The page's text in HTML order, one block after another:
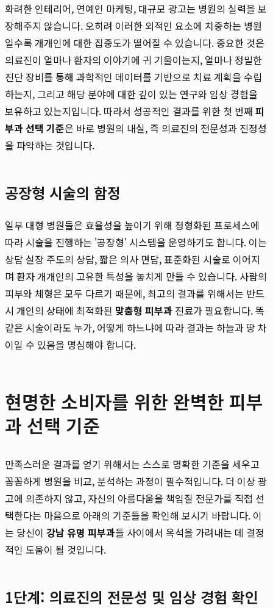
화려한 인테리어, 연예인 마케팅, 대규모 광고는 병원의 실력을 보
장해주지 않습니다. 오히려 이러한 외적인 요소에 치중하는 병원
일수록 개개인에 대한 집중도가 떨어질 수 있습니다. 중요한 것은
의료진이 얼마나 환자의 이야기에 귀 기울이는지, 얼마나 정밀한
진단 장비를 통해 과학적인 데이터를 기반으로 치료 계획을 수립
하는지, 그리고 해당 분야에 대한 깊이 있는 연구와 임상 경험을
보유하고 있는지입니다. 따라서 성공적인 결과를 위한 첫 번째 피
부과 선택 기준은 바로 병원의 내실, 즉 의료진의 전문성과 진정성
을 파악하는 것입니다.
공장형 시술의 함정
일부 대형 병원들은 효율성을 높이기 위해 정형화된 프로세스에
따라 시술을 진행하는 '공장형' 시스템을 운영하기도 합니다. 이는
상담 실장 주도의 상담, 짧은 의사 면담, 표준화된 시술로 이어지
며 환자 개개인의 고유한 특성을 놓치게 만들 수 있습니다. 사람의
피부와 체형은 모두 다르기 때문에, 최고의 결과를 위해서는 반드
시 개인의 상태에 최적화된 맞춤형 피부과 진료가 필요합니다. 똑
같은 시술이라도 누가, 어떻게 하느냐에 따라 결과는 하늘과 땅 차
이일 수 있음을 명심해야 합니다.
현명한 소비자를 위한 완벽한 피부
과 선택 기준
만족스러운 결과를 얻기 위해서는 스스로 명확한 기준을 세우고
꼼꼼하게 병원을 비교, 분석하는 과정이 필수적입니다. 더 이상 광
고에 의존하지 않고, 자신의 아름다움을 책임질 전문가를 직접 선
택한다는 마음으로 아래의 기준들을 확인해 보시기 바랍니다. 이
는 당신이 강남 유명 피부과들 사이에서 옥석을 가려내는 데 결정
적인 도움이 될 것입니다.
1단계: 의료진의 전문성 및 임상 경험 확인